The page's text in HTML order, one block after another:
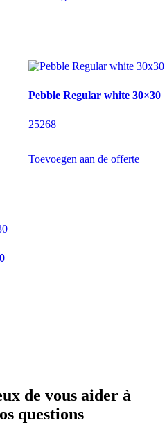
Pebble Regular white 30×30
25268
Toevoegen aan de offerte
de vous aider à
questions